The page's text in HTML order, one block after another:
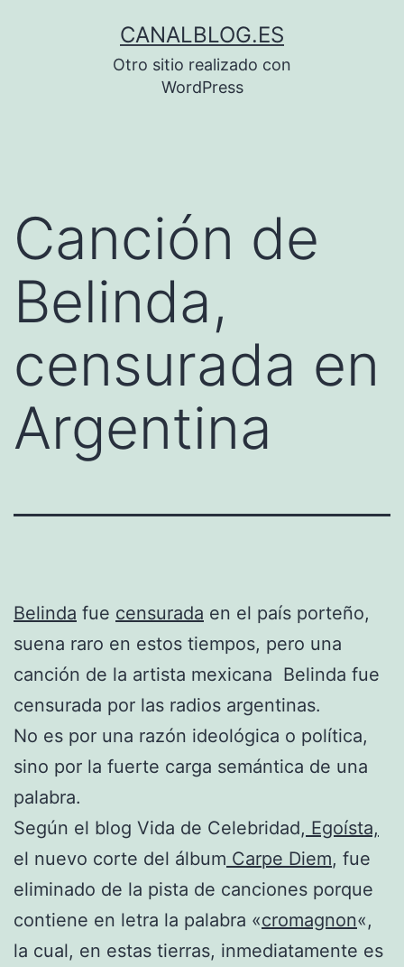
CANALBLOG.ES
Otro sitio realizado con
WordPress
Canción de
Belinda,
censurada en
Argentina
Belinda fue censurada en el país porteño,
suena raro en estos tiempos, pero una
canción de la artista mexicana Belinda fue
censurada por las radios argentinas.
No es por una razón ideológica o política,
sino por la fuerte carga semántica de una
palabra.
Según el blog Vida de Celebridad, Egoísta,
el nuevo corte del álbum Carpe Diem, fue
eliminado de la pista de canciones porque
contiene en letra la palabra «cromagnon«,
la cual, en estas tierras, inmediatamente es